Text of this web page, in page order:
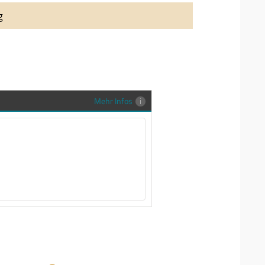
auch richtig in Szene zu setzen,
Trauringe-EFES Tragetasche inkl.
Sendung zu schützen und
Mehr Infos